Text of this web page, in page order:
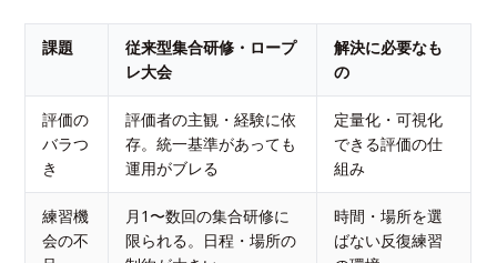
課題
従来型集合研修・ロープ
レ大会
解決に必要なも
の
評価の
バラつ
き
評価者の主観・経験に依
存。統一基準があっても
運用がブレる
定量化・可視化
できる評価の仕
組み
練習機
会の不
月1〜数回の集合研修に
限られる。日程・場所の
時間・場所を選
ばない反復練習